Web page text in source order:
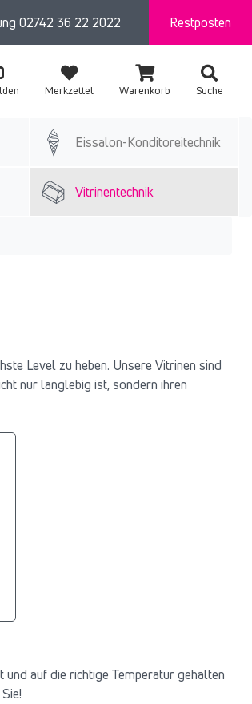
02742 36 22 2022 Restposten
Merkzettel Warenkorb Suche
Eissalon-Konditoreitechnik
Vitrinentechnik
Level zu heben. Unsere Vitrinen sind
nur langlebig ist, sondern ihren
auf die richtige Temperatur gehalten